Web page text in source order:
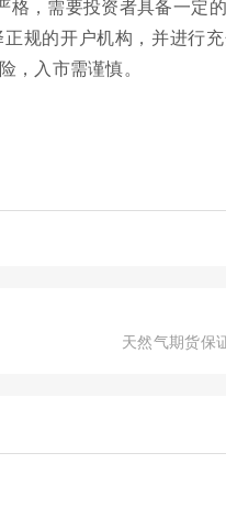
，需要投资者具备一定
规的开户机构，并进行
，入市需谨慎。
天然气期货保